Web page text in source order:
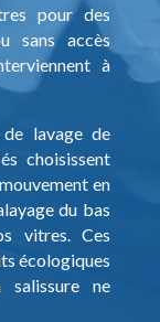
pour des
sans accès
à
de lavage de
choisissent
en
du bas
vitres. Ces
écologiques
salissure ne